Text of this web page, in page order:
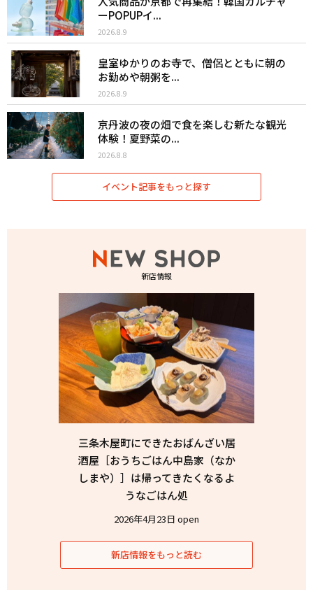
ーPOPUPイ...
2026.8.9
皇室ゆかりのお寺で、僧侶とともに朝の
お勤めや朝粥を...
2026.8.9
京丹波の夜の畑で食を楽しむ新たな観光
体験！夏野菜の...
2026.8.8
イベント記事をもっと探す
新店情報
三条木屋町にできたおばんざい居
酒屋［おうちごはん中島家（なか
しまや）］は帰ってきたくなるよ
うなごはん処
2026年4月23日 open
新店情報をもっと読む